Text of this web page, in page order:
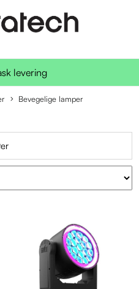
levering
Bevegelige lamper